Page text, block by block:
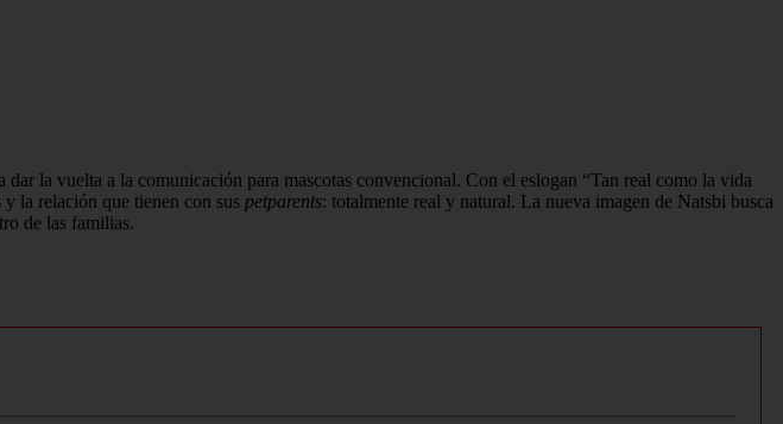
la vuelta a la comunicación para mascotas convencional. Con el eslogan “Tan real como la vida
la relación que tienen con sus petparents: totalmente real y natural. La nueva imagen de Natsbi busca
de las familias.